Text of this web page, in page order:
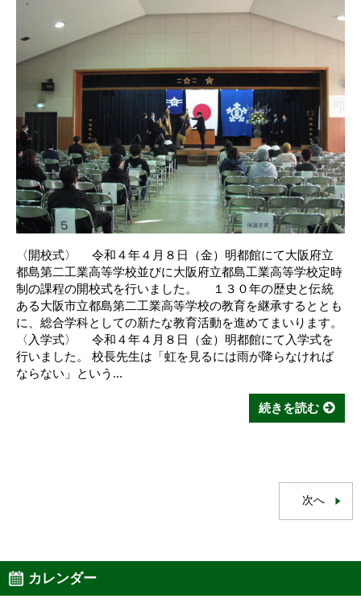
〈開校式〉 令和４年４月８日（金）明都館にて大阪府立
都島第二工業高等学校並びに大阪府立都島工業高等学校定時
制の課程の開校式を行いました。 １３０年の歴史と伝統
ある大阪市立都島第二工業高等学校の教育を継承するととも
に、総合学科としての新たな教育活動を進めてまいります。
〈入学式〉 令和４年４月８日（金）明都館にて入学式を
行いました。 校長先生は「虹を見るには雨が降らなければ
ならない」という...
続きを読む
次へ
カレンダー